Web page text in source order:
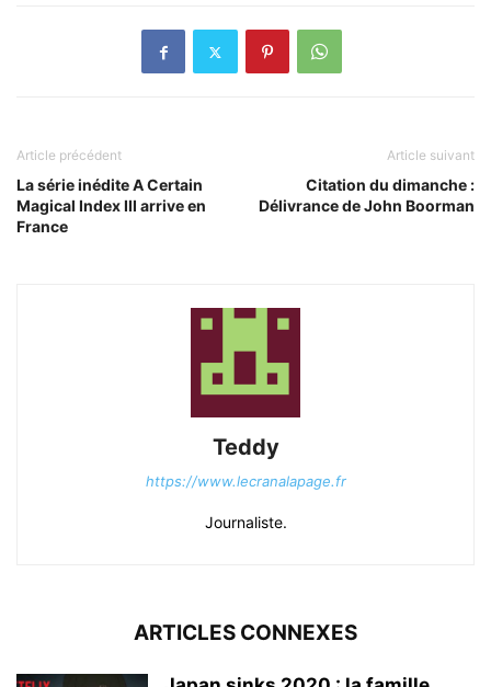
Article précédent
La série inédite A Certain
Magical Index III arrive en
France
Article suivant
Citation du dimanche :
Délivrance de John Boorman
Teddy
https://www.lecranalapage.fr
Journaliste.
ARTICLES CONNEXES